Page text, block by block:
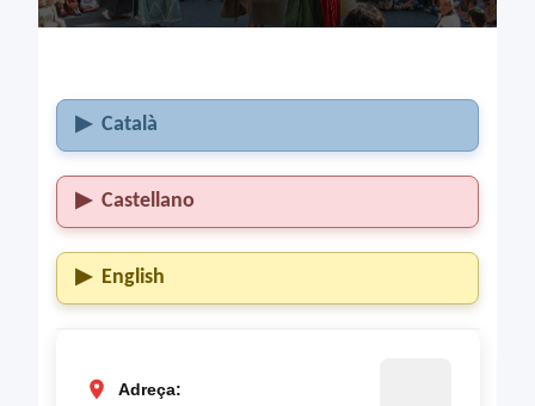
Català
Castellano
English
Adreça: